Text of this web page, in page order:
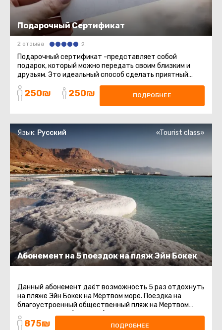
Подарочный Сертификат
2 отзыва 2
Подарочный сертификат -представляет собой
подарок, который можно передать своим близким и
друзьям. Это идеальный способ сделать приятный
сюрприз, который позволит ...
250₪ 250₪ ПОДРОБНЕЕ
Абонемент на 5 поездок на пляж Эйн Бокек
Язык: Русский «Tourist class»
Данный абонемент даёт возможность 5 раз отдохнуть
на пляже Эйн Бокек на Мёртвом море. Поездка на
благоустроенный общественный пляж на Мертвом
море. Шезлонги (платные) ...
875₪ ПОДРОБНЕЕ